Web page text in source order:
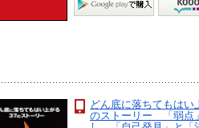
どん底に落ちてもはい
のストーリー 「弱点